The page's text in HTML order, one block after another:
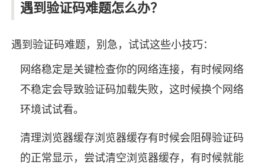
遇到验证码难题怎么办？
遇到验证码难题，别急，试试这些小技巧：
网络稳定是关键检查你的网络连接，有时候网络
不稳定会导致验证码加载失败，这时候换个网络
环境试试看。
清理浏览器缓存浏览器缓存有时候会阻碍验证码
的正常显示，尝试清空浏览器缓存，有时候就能